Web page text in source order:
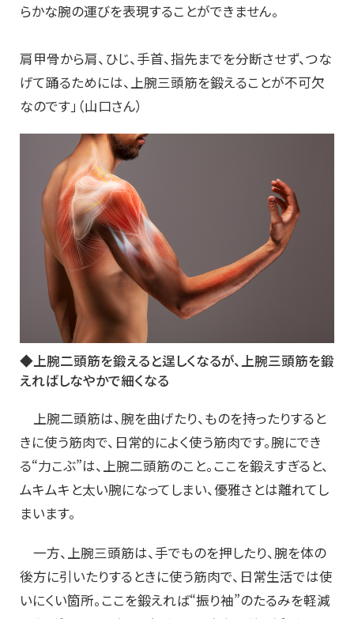
らかな腕の運びを表現することができません。
肩甲骨から肩、ひじ、手首、指先までを分断させず、つな
げて踊るためには、上腕三頭筋を鍛えることが不可欠
なのです」（山口さん）
◆上腕二頭筋を鍛えると逞しくなるが、上腕三頭筋を鍛
えればしなやかで細くなる
上腕二頭筋は、腕を曲げたり、ものを持ったりすると
きに使う筋肉で、日常的によく使う筋肉です。腕にでき
る“力こぶ”は、上腕二頭筋のこと。ここを鍛えすぎると、
ムキムキと太い腕になってしまい、優雅さとは離れてし
まいます。
一方、上腕三頭筋は、手でものを押したり、腕を体の
後方に引いたりするときに使う筋肉で、日常生活では使
いにくい箇所。ここを鍛えれば“振り袖”のたるみを軽減